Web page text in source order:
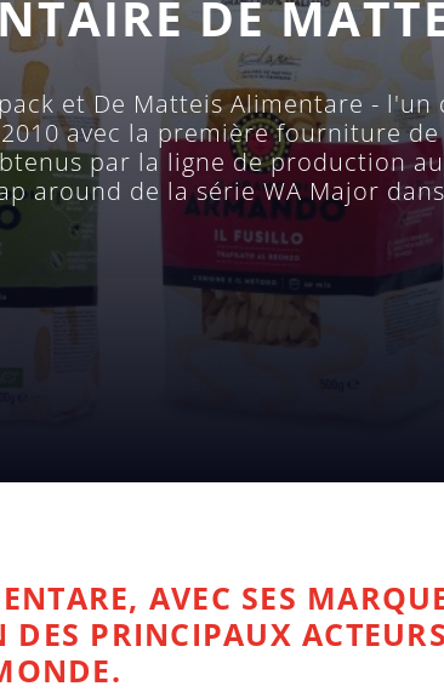
DE
et De Matteis Alimentare -
avec la première fourniture
par la ligne de production
around de la série WA Major
AVEC SES
PRINCIPAUX